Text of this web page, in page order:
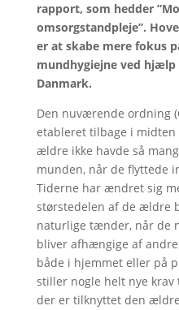
rapport, som hedder
omsorgstandpleje”.
er at skabe mere fokus
mundhygiejne ved
Danmark.
Den nuværende ordning
etableret tilbage i midten
ældre ikke havde så
munden, når de flyttede
Tiderne har ændret sig
størstedelen af de ældre
naturlige tænder, når de
bliver afhængige af
både i hjemmet eller på
stiller nogle helt nye
der er tilknyttet den